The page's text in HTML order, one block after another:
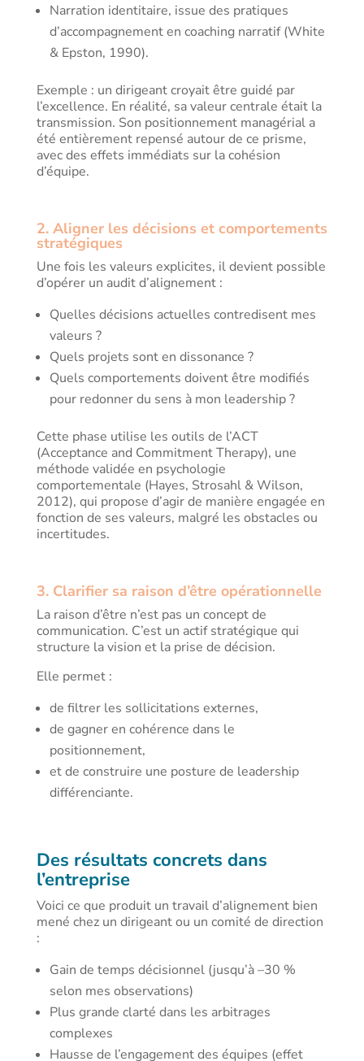
Narration identitaire, issue des pratiques
d’accompagnement en coaching narratif (White
& Epston, 1990).
Exemple : un dirigeant croyait être guidé par
l’excellence. En réalité, sa valeur centrale était la
transmission. Son positionnement managérial a
été entièrement repensé autour de ce prisme,
avec des effets immédiats sur la cohésion
d’équipe.
2. Aligner les décisions et comportements
stratégiques
Une fois les valeurs explicites, il devient possible
d’opérer un audit d’alignement :
Quelles décisions actuelles contredisent mes
valeurs ?
Quels projets sont en dissonance ?
Quels comportements doivent être modifiés
pour redonner du sens à mon leadership ?
Cette phase utilise les outils de l’ACT
(Acceptance and Commitment Therapy), une
méthode validée en psychologie
comportementale (Hayes, Strosahl & Wilson,
2012), qui propose d’agir de manière engagée en
fonction de ses valeurs, malgré les obstacles ou
incertitudes.
3. Clarifier sa raison d’être opérationnelle
La raison d’être n’est pas un concept de
communication. C’est un actif stratégique qui
structure la vision et la prise de décision.
Elle permet :
de filtrer les sollicitations externes,
de gagner en cohérence dans le
positionnement,
et de construire une posture de leadership
différenciante.
Des résultats concrets dans
l’entreprise
Voici ce que produit un travail d’alignement bien
mené chez un dirigeant ou un comité de direction
:
Gain de temps décisionnel (jusqu’à –30 %
selon mes observations)
Plus grande clarté dans les arbitrages
complexes
Hausse de l’engagement des équipes (effet